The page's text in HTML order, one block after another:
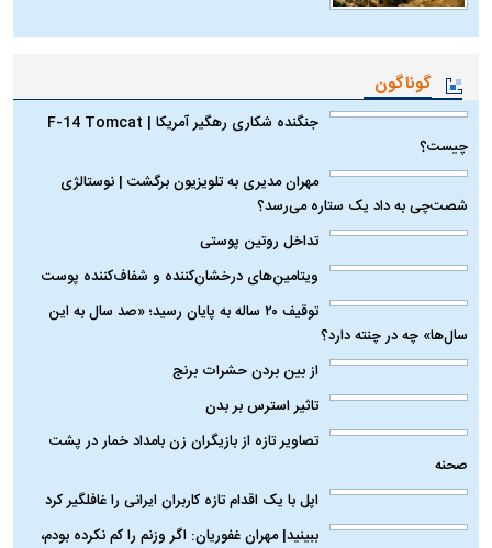
گوناگون
جنگنده شکاری رهگیر آمریکا | F-14 Tomcat
چیست؟
مهران مدیری به تلویزیون برگشت | نوستالژی
شصت‌چی به داد یک ستاره می‌رسد؟
تداخل روتین پوستی
توقیف ۲۰ ساله به پایان رسید؛ «صد سال به این
سال‌ها» چه در چنته دارد؟
از بین بردن حشرات برنج
تصاویر تازه از بازیگران زن بامداد خمار در پشت
صحنه